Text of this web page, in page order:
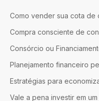
Como vender sua cota de
Compra consciente de
Consórcio ou
Planejamento financeiro
Estratégias para
Vale a pena investir em